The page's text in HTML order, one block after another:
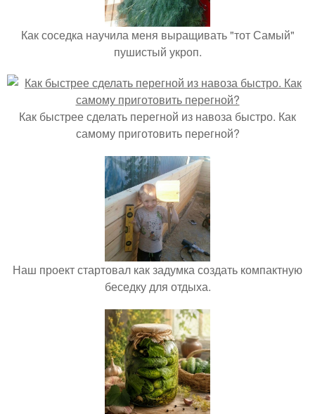
Как соседка научила меня выращивать "тот Самый"
пушистый укроп.
Как быстрее сделать перегной из навоза быстро. Как
самому приготовить перегной?
Наш проект стартовал как задумка создать компактную
беседку для отдыха.